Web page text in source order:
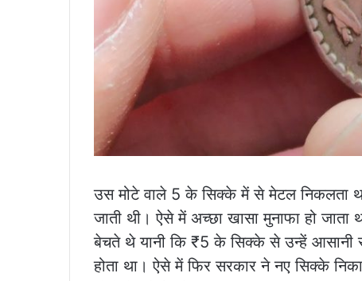
उस मोटे वाले 5 के सिक्के में से मेटल निकलता
जाती थी। ऐसे में अच्छा खासा मुनाफा हो
बेचते थे यानी कि ₹5 के सिक्के से उन्हें आसानी
होता था। ऐसे में फिर सरकार ने नए सिक्के